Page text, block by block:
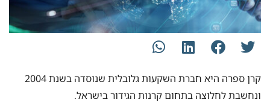
קרן ספרה היא חברת השקעות גלובלית שנוסדה בשנת 2004
ונחשבת לחלוצה בתחום קרנות הגידור בישראל.